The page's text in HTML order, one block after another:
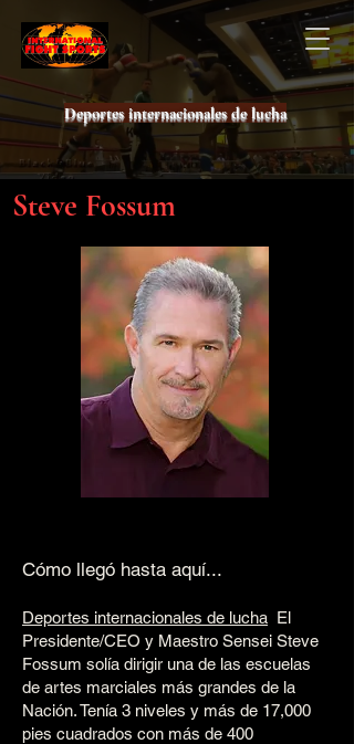
Deportes internacionales de lucha
Steve Fossum
Cómo llegó hasta aquí...
Deportes internacionales de lucha El
Presidente/CEO y Maestro Sensei Steve
Fossum solía dirigir una de las escuelas
de artes marciales más grandes de la
Nación. Tenía 3 niveles y más de 17,000
pies cuadrados con más de 400